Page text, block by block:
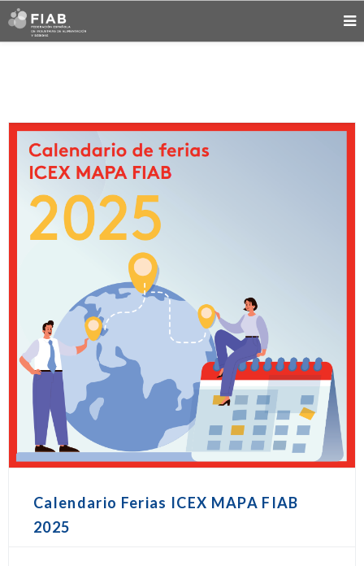
Calendario Ferias ICEX MAPA FIAB
2025